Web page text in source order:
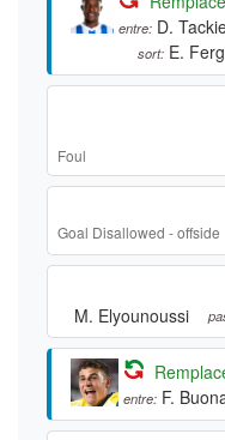
entre: D.
sort: E.
Foul
Goal Disallowed - offside
M. Elyounoussi
entre: F.